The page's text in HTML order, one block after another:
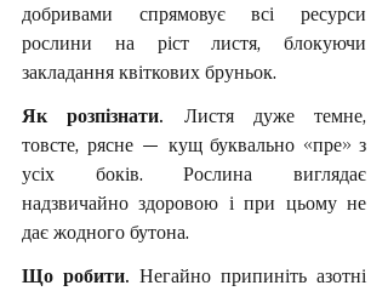
добривами спрямовує всі ресурси
рослини на ріст листя, блокуючи
закладання квіткових бруньок.
Як розпізнати. Листя дуже темне,
товсте, рясне — кущ буквально «пре» з
усіх боків. Рослина виглядає
надзвичайно здоровою і при цьому не
дає жодного бутона.
Що робити. Негайно припиніть азотні